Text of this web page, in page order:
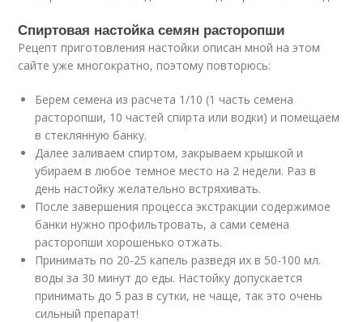
Спиртовая настойка семян расторопши
Рецепт приготовления настойки описан мной на этом
сайте уже многократно, поэтому повторюсь:
Берем семена из расчета 1/10 (1 часть семена
расторопши, 10 частей спирта или водки) и помещаем
в стеклянную банку.
Далее заливаем спиртом, закрываем крышкой и
убираем в любое темное место на 2 недели. Раз в
день настойку желательно встряхивать.
После завершения процесса экстракции содержимое
банки нужно профильтровать, а сами семена
расторопши хорошенько отжать.
Принимать по 20-25 капель разведя их в 50-100 мл.
воды за 30 минут до еды. Настойку допускается
принимать до 5 раз в сутки, не чаще, так это очень
сильный препарат!